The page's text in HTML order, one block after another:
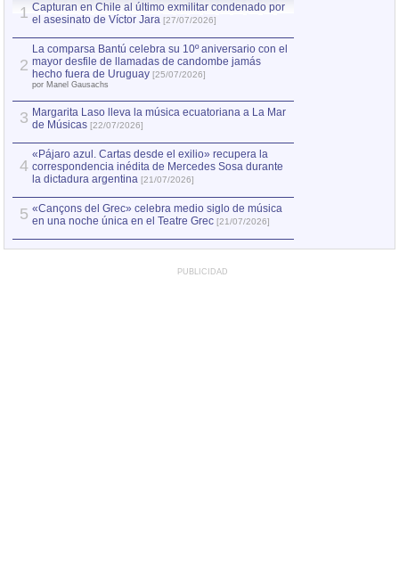
1 Capturan en Chile al último exmilitar condenado por
el asesinato de Víctor Jara [27/07/2026]
2
La comparsa Bantú celebra su 10º aniversario con el
mayor desfile de llamadas de candombe jamás
hecho fuera de Uruguay [25/07/2026]
por Manel Gausachs
3 Margarita Laso lleva la música ecuatoriana a La Mar
de Músicas [22/07/2026]
4
«Pájaro azul. Cartas desde el exilio» recupera la
correspondencia inédita de Mercedes Sosa durante
la dictadura argentina [21/07/2026]
5 «Cançons del Grec» celebra medio siglo de música
en una noche única en el Teatre Grec [21/07/2026]
PUBLICIDAD